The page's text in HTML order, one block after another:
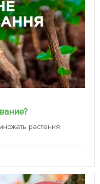
растения